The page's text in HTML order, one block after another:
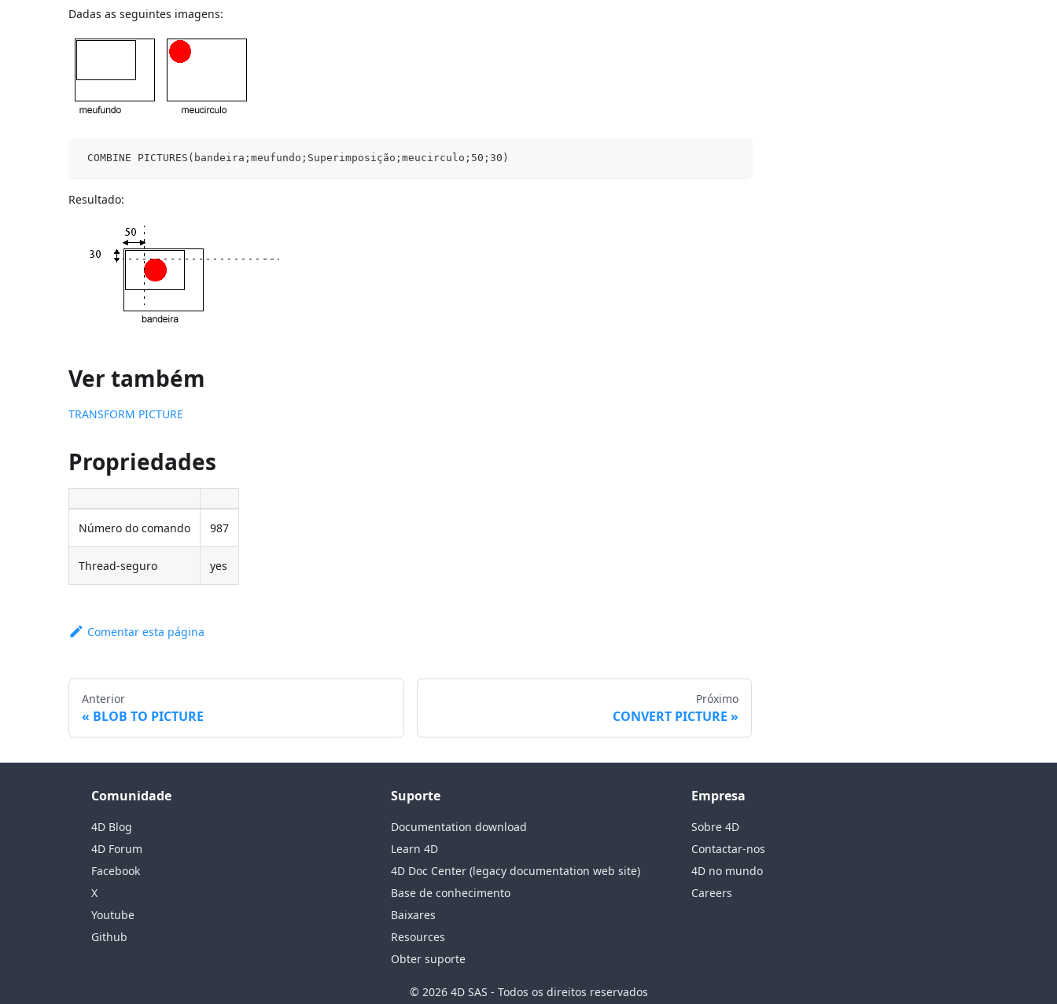
Dadas as seguintes imagens:
COMBINE PICTURES(bandeira;meufundo;Superimposição;meucirculo;50;30)
Resultado:
Ver também
TRANSFORM PICTURE
Propriedades
Número do comando 987
Thread-seguro yes
Comentar esta página
Anterior
BLOB TO PICTURE
Próximo
CONVERT PICTURE
Comunidade
4D Blog
4D Forum
Facebook
X
Youtube
Github
Suporte
Documentation download
Learn 4D
4D Doc Center (legacy documentation web site)
Base de conhecimento
Baixares
Resources
Obter suporte
Empresa
Sobre 4D
Contactar-nos
4D no mundo
Careers
© 2026 4D SAS - Todos os direitos reservados